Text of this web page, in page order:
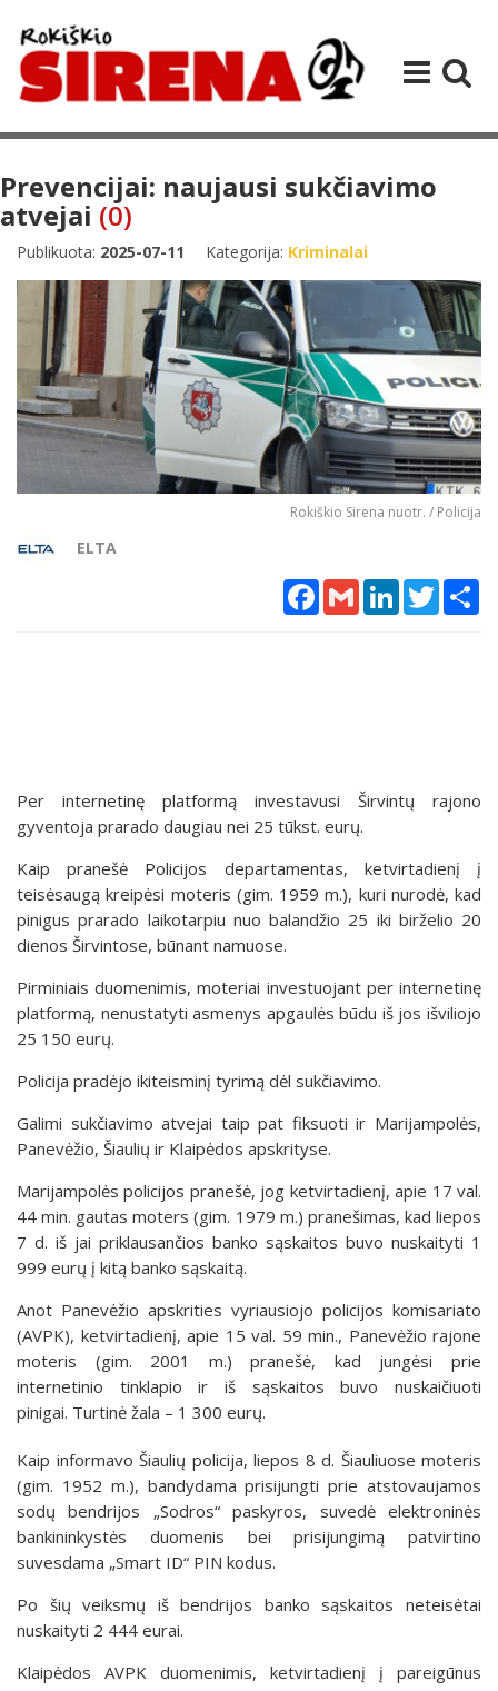
Prevencijai: naujausi sukčiavimo
atvejai (0)
Publikuota: 2025-07-11 Kategorija: Kriminalai
Rokiškio Sirena nuotr. / Policija
ELTA
Facebook
Gmail LinkedInTwitter
Per internetinę platformą investavusi Širvintų rajono
gyventoja prarado daugiau nei 25 tūkst. eurų.
Kaip pranešė Policijos departamentas, ketvirtadienį į
teisėsaugą kreipėsi moteris (gim. 1959 m.), kuri nurodė, kad
pinigus prarado laikotarpiu nuo balandžio 25 iki birželio 20
dienos Širvintose, būnant namuose.
Pirminiais duomenimis, moteriai investuojant per internetinę
platformą, nenustatyti asmenys apgaulės būdu iš jos išviliojo
25 150 eurų.
Policija pradėjo ikiteisminį tyrimą dėl sukčiavimo.
Galimi sukčiavimo atvejai taip pat fiksuoti ir Marijampolės,
Panevėžio, Šiaulių ir Klaipėdos apskrityse.
Marijampolės policijos pranešė, jog ketvirtadienį, apie 17 val.
44 min. gautas moters (gim. 1979 m.) pranešimas, kad liepos
7 d. iš jai priklausančios banko sąskaitos buvo nuskaityti 1
999 eurų į kitą banko sąskaitą.
Anot Panevėžio apskrities vyriausiojo policijos komisariato
(AVPK), ketvirtadienį, apie 15 val. 59 min., Panevėžio rajone
moteris (gim. 2001 m.) pranešė, kad jungėsi prie
internetinio tinklapio ir iš sąskaitos buvo nuskaičiuoti
pinigai. Turtinė žala – 1 300 eurų.
Kaip informavo Šiaulių policija, liepos 8 d. Šiauliuose moteris
(gim. 1952 m.), bandydama prisijungti prie atstovaujamos
sodų bendrijos „Sodros“ paskyros, suvedė elektroninės
bankininkystės duomenis bei prisijungimą patvirtino
suvesdama „Smart ID“ PIN kodus.
Po šių veiksmų iš bendrijos banko sąskaitos neteisėtai
nuskaityti 2 444 eurai.
Klaipėdos AVPK duomenimis, ketvirtadienį į pareigūnus